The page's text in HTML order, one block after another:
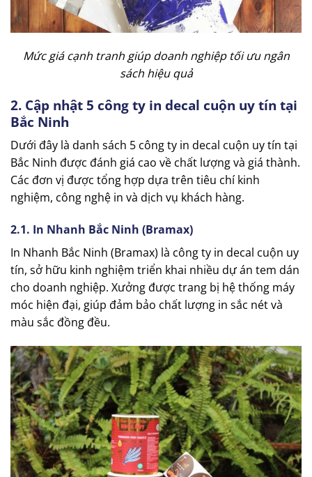
Mức giá cạnh tranh giúp doanh nghiệp tối ưu ngân
sách hiệu quả
2. Cập nhật 5 công ty in decal cuộn uy tín tại
Bắc Ninh
Dưới đây là danh sách 5 công ty in decal cuộn uy tín tại
Bắc Ninh được đánh giá cao về chất lượng và giá thành.
Các đơn vị được tổng hợp dựa trên tiêu chí kinh
nghiệm, công nghệ in và dịch vụ khách hàng.
2.1. In Nhanh Bắc Ninh (Bramax)
In Nhanh Bắc Ninh (Bramax) là công ty in decal cuộn uy
tín, sở hữu kinh nghiệm triển khai nhiều dự án tem dán
cho doanh nghiệp. Xưởng được trang bị hệ thống máy
móc hiện đại, giúp đảm bảo chất lượng in sắc nét và
màu sắc đồng đều.